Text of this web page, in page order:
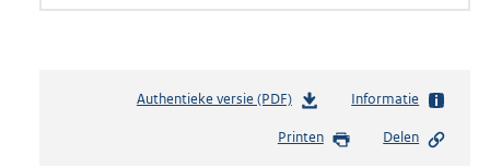
Authentieke versie (PDF)b
s
Informatie
Printen Delen